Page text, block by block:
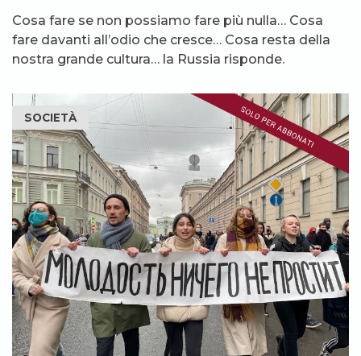
Cosa fare se non possiamo fare più nulla… Cosa
fare davanti all’odio che cresce… Cosa resta della
nostra grande cultura… la Russia risponde.
SOCIETÀ